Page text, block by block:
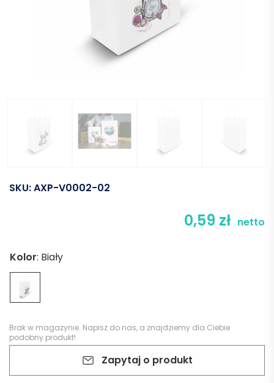
SKU:AXP-V0002-02
0,59 zł netto
Kolor: Biały
Brak w magazynie. Napisz do nas, a znajdziemy dla Ciebie
podobny produkt!
Zapytaj o produkt